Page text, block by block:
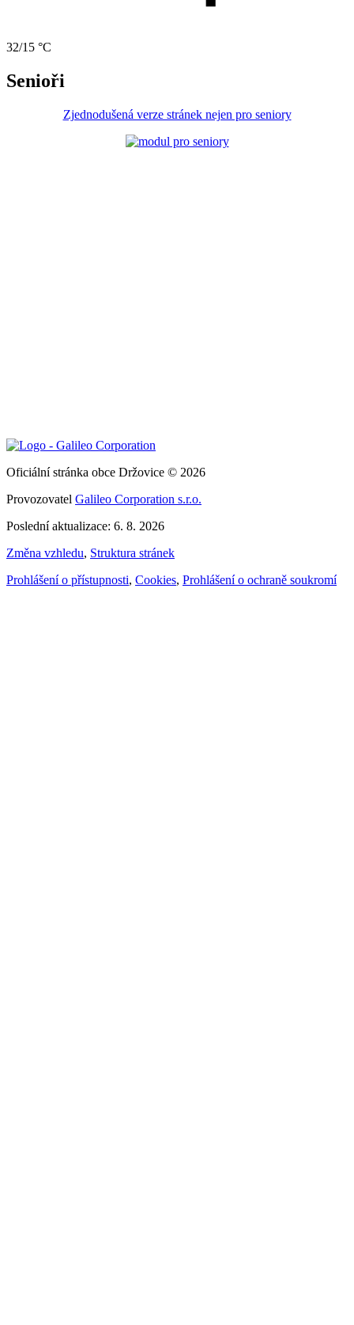
32/15 °C
Senioři
Zjednodušená verze stránek nejen pro seniory
Oficiální stránka obce Držovice © 2026
Provozovatel Galileo Corporation s.r.o.
Poslední aktualizace: 6. 8. 2026
Změna vzhledu, Struktura stránek
Prohlášení o přístupnosti, Cookies, Prohlášení o ochraně soukromí